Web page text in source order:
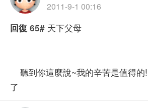
2011-9-1 00:16
回復 65# 天下父母
聽到你這麼說~我的辛苦是值得
了